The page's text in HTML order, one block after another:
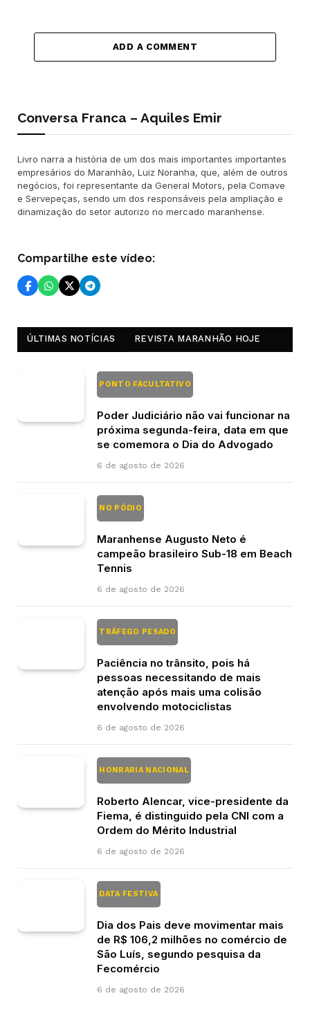
ADD A COMMENT
Conversa Franca – Aquiles Emir
Livro narra a história de um dos mais importantes importantes
empresários do Maranhão, Luiz Noranha, que, além de outros
negócios, foi representante da General Motors, pela Comave
e Servepeças, sendo um dos responsáveis pela ampliação e
dinamização do setor autorizo no mercado maranhense.
Compartilhe este vídeo:
ÚLTIMAS NOTÍCIAS REVISTA MARANHÃO HOJE
PONTO FACULTATIVO
Poder Judiciário não vai funcionar na
próxima segunda-feira, data em que
se comemora o Dia do Advogado
6 de agosto de 2026
NO PÓDIO
Maranhense Augusto Neto é
campeão brasileiro Sub-18 em Beach
Tennis
6 de agosto de 2026
TRÁFEGO PESADO
Paciência no trânsito, pois há
pessoas necessitando de mais
atenção após mais uma colisão
envolvendo motociclistas
6 de agosto de 2026
HONRARIA NACIONAL
Roberto Alencar, vice-presidente da
Fiema, é distinguido pela CNI com a
Ordem do Mérito Industrial
6 de agosto de 2026
DATA FESTIVA
Dia dos Pais deve movimentar mais
de R$ 106,2 milhões no comércio de
São Luís, segundo pesquisa da
Fecomércio
6 de agosto de 2026